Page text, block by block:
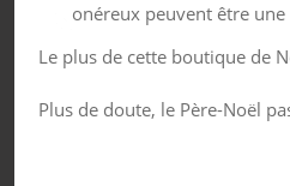
onéreux peuvent être
Le plus de cette boutique de
Plus de doute, le Père-Noël